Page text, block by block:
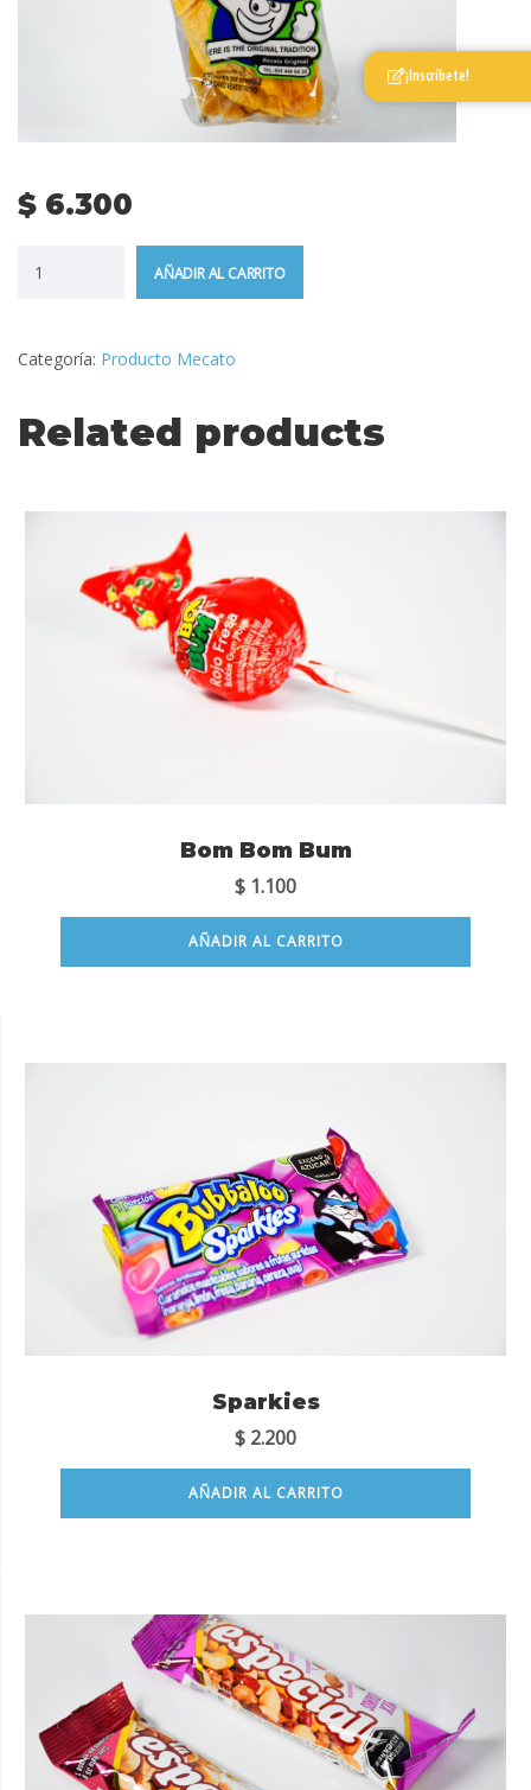
$ 6.300
AÑADIR AL CARRITO
Categoría: Producto Mecato
Related products
Bom Bom Bum
$ 1.100
AÑADIR AL CARRITO
Sparkies
$ 2.200
AÑADIR AL CARRITO
¡Inscríbete!